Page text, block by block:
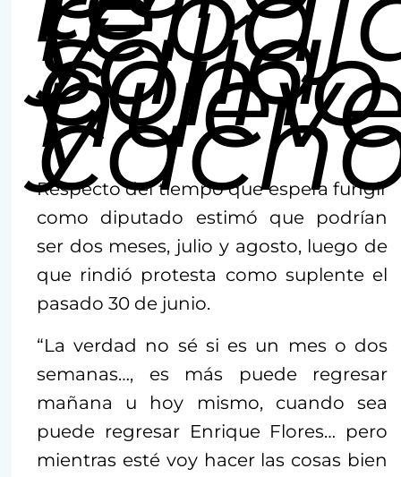
y
salía
como
y
Respecto del tiempo que espera fungir
como diputado estimó que podrían
ser dos meses, julio y agosto, luego de
que rindió protesta como suplente el
pasado 30 de junio.
“La verdad no sé si es un mes o dos
semanas…, es más puede regresar
mañana u hoy mismo, cuando sea
puede regresar Enrique Flores… pero
mientras esté voy hacer las cosas bien